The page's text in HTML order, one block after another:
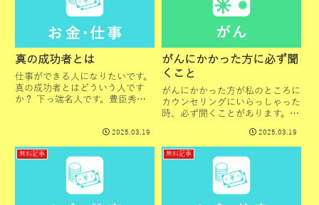
真の成功者とは
仕事ができる人になりたいです。
真の成功者とはどういう人です
か？ 下っ端名人です。豊臣秀吉
としました。真冬の草履が冷たい
ときに、自分の懐に入れて草履を
暖めていたら、最初は自分が草履
2025.03.19
がんにかかった方に必ず聞
くこと
がんにかかった方が私のところに
カウンセリングにいらっしゃった
時、必ず聞くことがあります。そ
たることはありますか？」という
ことです。これまで私がそう聞い
た人は、全員が全員あると答えま
した。「では、その原因は何で
2025.03.19
無料記事 無料記事